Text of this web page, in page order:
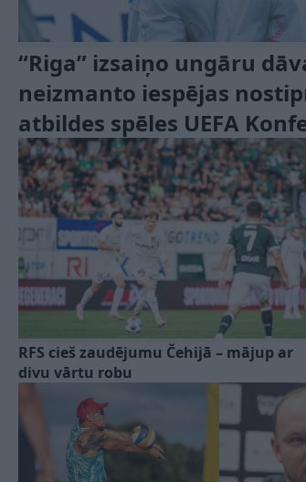
“Riga” izsaiņo ungāru
neizmanto iespējas
atbildes spēles UEFA
RFS cieš zaudējumu Čehijā – mājup ar
divu vārtu robu